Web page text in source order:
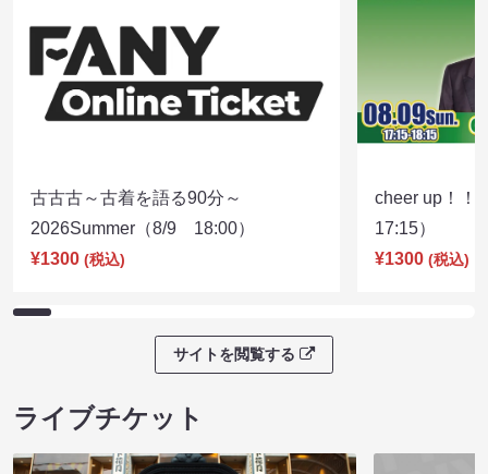
古古古～古着を語る90分～
2026Summer（8/9 18:00）
¥1300 (税込)
cheer up！
17:15）
¥1300 (税込)
サイトを閲覧する
ライブチケット